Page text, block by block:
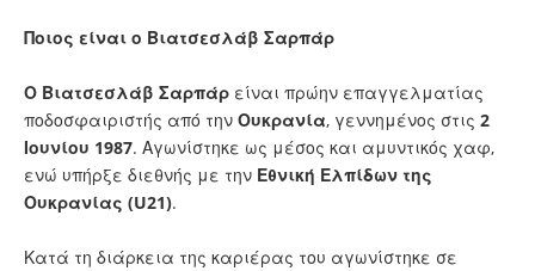
Ποιος είναι ο Βιατσεσλάβ Σαρπάρ
Ο Βιατσεσλάβ Σαρπάρ είναι πρώην επαγγελματίας
ποδοσφαιριστής από την Ουκρανία, γεννημένος στις 2
Ιουνίου 1987. Αγωνίστηκε ως μέσος και αμυντικός χαφ,
ενώ υπήρξε διεθνής με την Εθνική Ελπίδων της
Ουκρανίας (U21).
Κατά τη διάρκεια της καριέρας του αγωνίστηκε σε